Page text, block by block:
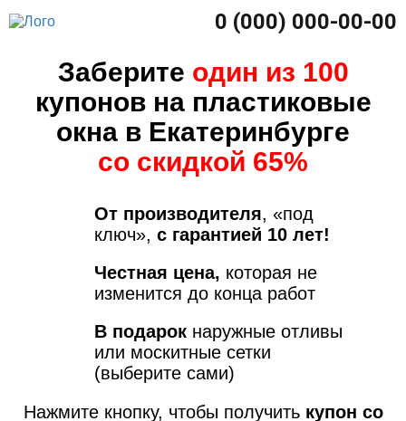
0 (000) 000-00-00
Заберите один из 100
купонов на пластиковые
окна в Екатеринбурге
со скидкой 65%
От производителя, «под
ключ», с гарантией 10 лет!
Честная цена, которая не
изменится до конца работ
В подарок наружные отливы
или москитные сетки
(выберите сами)
Нажмите кнопку, чтобы получить купон со